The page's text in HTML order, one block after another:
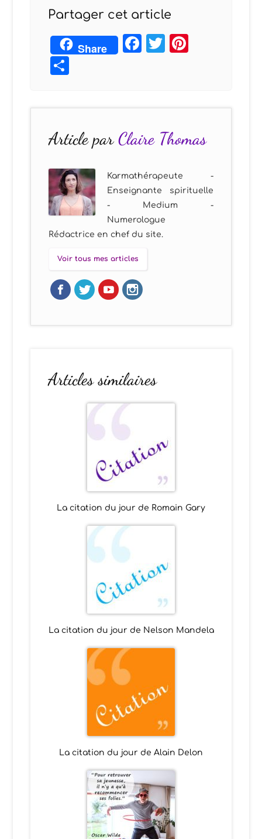
Partager cet article
Share Facebook
Twitter
Article parClaire Thomas
Karmathérapeute -
Enseignante spirituelle
- Medium -
Numerologue
Rédactrice en chef du site.
Voir tous mes articles
Articles similaires
La citation du jour de Romain Gary
La citation du jour de Nelson Mandela
La citation du jour de Alain Delon